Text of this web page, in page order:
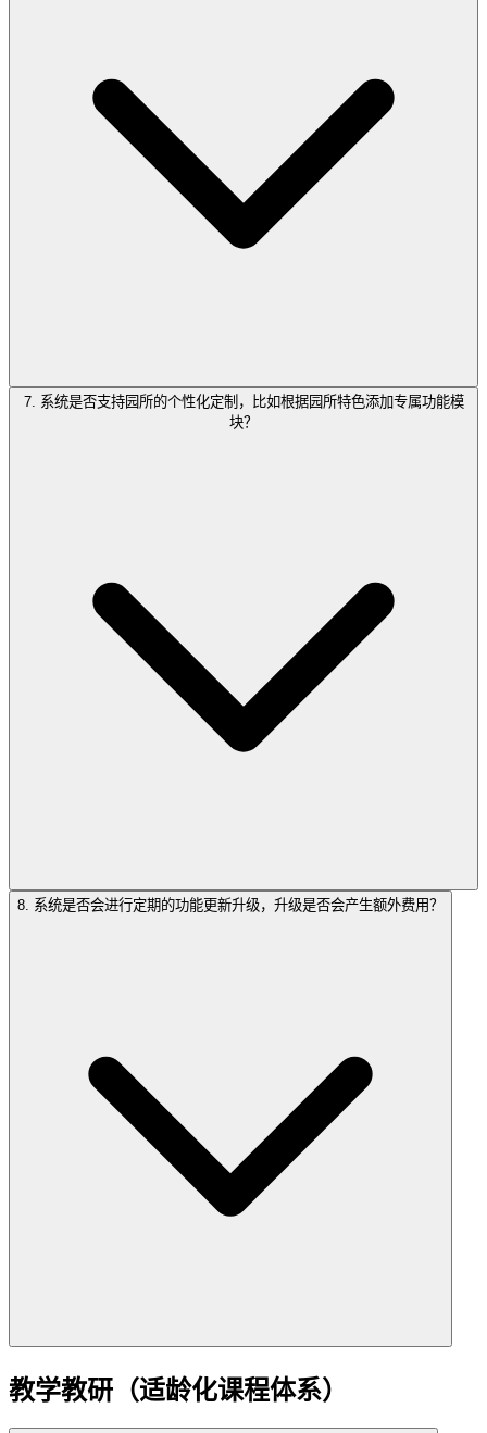
7. 系统是否支持园所的个性化定制，比如根据园所特色添加专属功能模
块？
8. 系统是否会进行定期的功能更新升级，升级是否会产生额外费用？
教学教研（适龄化课程体系）